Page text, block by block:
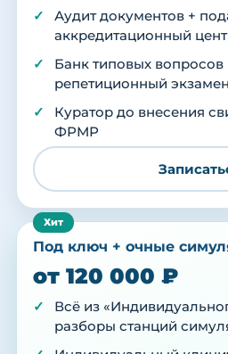
Аудит документов +
аккредитационный
Банк типовых
репетиционный экзамен
Куратор до внесения
ФРМР
Под ключ + очные
от 120 000 ₽
Всё из
разборы станций